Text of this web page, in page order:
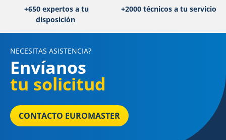
+650 expertos a tu
disposición
+2000 técnicos a tu servicio
NECESITAS ASISTENCIA?
Envíanos
tu solicitud
CONTACTO EUROMASTER